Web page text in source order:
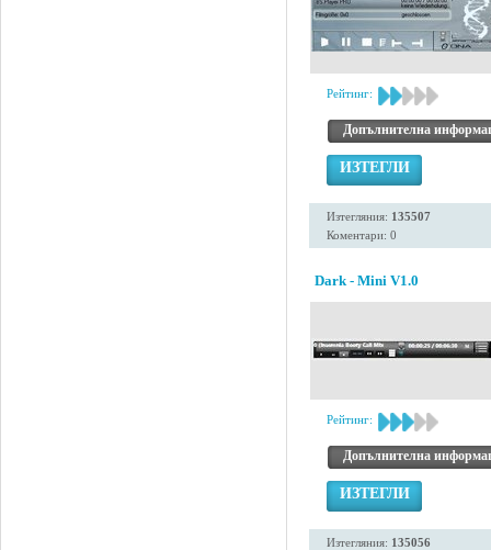
Рейтинг:
Допълнителна
ИЗТЕГЛИ
Изтегляния: 135507
Коментари: 0
Dark - Mini V1.0
Рейтинг:
Допълнителна
ИЗТЕГЛИ
Изтегляния: 135056